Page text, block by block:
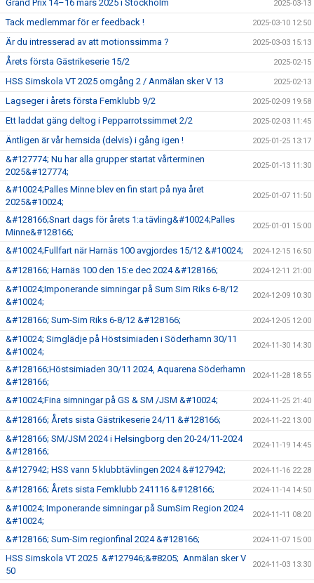
Grand Prix 14–16 mars 2025 i Stockholm 2025-03-13
Tack medlemmar för er feedback ! 2025-03-10 12:50
Är du intresserad av att motionssimma ? 2025-03-03 15:13
Årets första Gästrikeserie 15/2 2025-02-15
HSS Simskola VT 2025 omgång 2 / Anmälan sker V 13 2025-02-13
Lagseger i årets första Femklubb 9/2 2025-02-09 19:58
Ett laddat gäng deltog i Pepparrotssimmet 2/2 2025-02-03 11:45
Äntligen är vår hemsida (delvis) i gång igen ! 2025-01-25 13:17
&#127774; Nu har alla grupper startat vårterminen
2025&#127774;
2025-01-13 11:30
&#10024;Palles Minne blev en fin start på nya året
2025&#10024;
2025-01-07 11:50
&#128166;Snart dags för årets 1:a tävling&#10024;Palles
Minne&#128166;
2025-01-01 15:00
&#10024;Fullfart när Harnäs 100 avgjordes 15/12 &#10024; 2024-12-15 16:50
&#128166; Harnäs 100 den 15:e dec 2024 &#128166; 2024-12-11 21:00
&#10024;Imponerande simningar på Sum Sim Riks 6-8/12
&#10024;
2024-12-09 10:30
&#128166; Sum-Sim Riks 6-8/12 &#128166; 2024-12-05 12:00
&#10024; Simglädje på Höstsimiaden i Söderhamn 30/11
&#10024;
2024-11-30 14:30
&#128166;Höstsimiaden 30/11 2024, Aquarena Söderhamn
&#128166;
2024-11-28 18:55
&#10024;Fina simningar på GS & SM /JSM &#10024; 2024-11-25 21:40
&#128166; Årets sista Gästrikeserie 24/11 &#128166; 2024-11-22 13:00
&#128166; SM/JSM 2024 i Helsingborg den 20-24/11-2024
&#128166;
2024-11-19 14:45
&#127942; HSS vann 5 klubbtävlingen 2024 &#127942; 2024-11-16 22:28
&#128166; Årets sista Femklubb 241116 &#128166; 2024-11-14 14:50
&#10024; Imponerande simningar på SumSim Region 2024
&#10024;
2024-11-11 08:20
&#128166; Sum-Sim regionfinal 2024 &#128166; 2024-11-07 15:00
HSS Simskola VT 2025 &#127946;&#8205; Anmälan sker V
50
2024-11-03 13:30